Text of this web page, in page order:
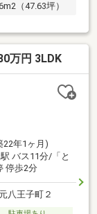
（47.63坪）
万円 3LDK
22年1ヶ月)
バス11分/「と
停歩2分
八王子町２